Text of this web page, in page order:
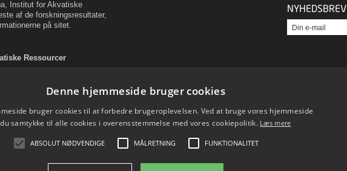
Institut for Akvatiske
af de forskningsresultater,
på sitet.
Ressourcer
NYHEDSBREV
Denne hjemmeside bruger cookies
bruger cookies til at forbedre brugeroplevelsen. Ved at bruge vores hjemmeside
samtykke til alle cookies i overensstemmelse med vores cookiepolitik. Læs mere
ABSOLUT NØDVENDIGE MÅLRETNING FUNKTIONALITET